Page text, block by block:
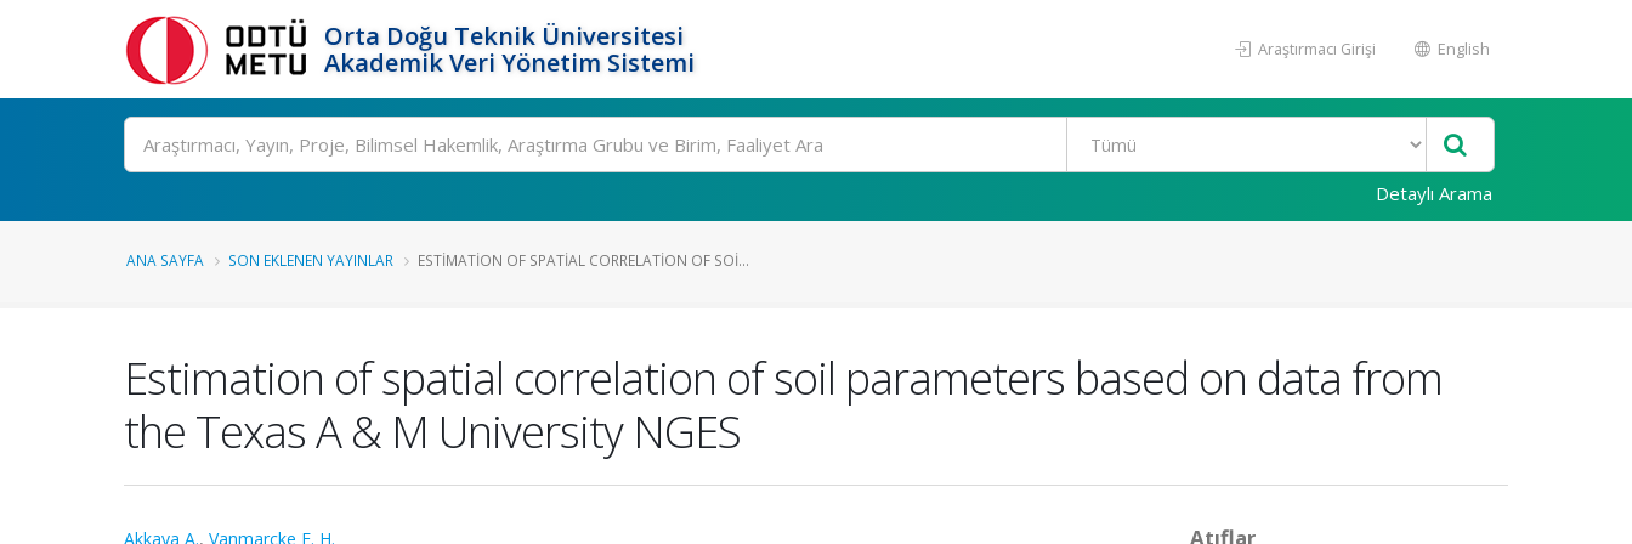
Orta Doğu Teknik Üniversitesi
Akademik Veri Yönetim Sistemi
Araştırmacı Girişi English
Ara
Detaylı Arama
ANA SAYFA SON EKLENEN YAYINLAR ESTIMATION OF SPATIAL CORRELATION OF SOI...
Estimation of spatial correlation of soil parameters based on data from
the Texas A & M University NGES
Akkaya A., Vanmarcke E. H.
Atıflar